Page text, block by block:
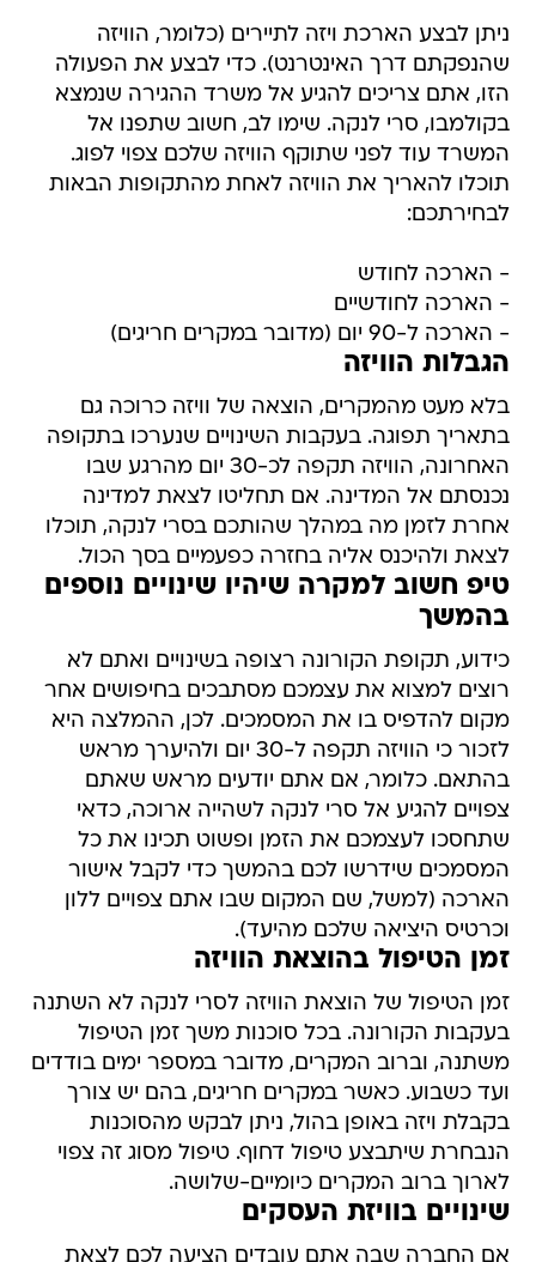
ניתן לבצע הארכת ויזה לתיירים (כלומר, הוויזה
שהנפקתם דרך האינטרנט). כדי לבצע את הפעולה
הזו, אתם צריכים להגיע אל משרד ההגירה שנמצא
בקולמבו, סרי לנקה. שימו לב, חשוב שתפנו אל
המשרד עוד לפני שתוקף הוויזה שלכם צפוי לפוג.
תוכלו להאריך את הוויזה לאחת מהתקופות הבאות
לבחירתכם:
- הארכה לחודש
- הארכה לחודשיים
- הארכה ל-90 יום (מדובר במקרים חריגים)
הגבלות הוויזה
בלא מעט מהמקרים, הוצאה של וויזה כרוכה גם
בתאריך תפוגה. בעקבות השינויים שנערכו בתקופה
האחרונה, הוויזה תקפה לכ-30 יום מהרגע שבו
נכנסתם אל המדינה. אם תחליטו לצאת למדינה
אחרת לזמן מה במהלך שהותכם בסרי לנקה, תוכלו
לצאת ולהיכנס אליה בחזרה כפעמיים בסך הכול.
טיפ חשוב למקרה שיהיו שינויים נוספים
בהמשך
כידוע, תקופת הקורונה רצופה בשינויים ואתם לא
רוצים למצוא את עצמכם מסתבכים בחיפושים אחר
מקום להדפיס בו את המסמכים. לכן, ההמלצה היא
לזכור כי הוויזה תקפה ל-30 יום ולהיערך מראש
בהתאם. כלומר, אם אתם יודעים מראש שאתם
צפויים להגיע אל סרי לנקה לשהייה ארוכה, כדאי
שתחסכו לעצמכם את הזמן ופשוט תכינו את כל
המסמכים שידרשו לכם בהמשך כדי לקבל אישור
הארכה (למשל, שם המקום שבו אתם צפויים ללון
וכרטיס היציאה שלכם מהיעד).
זמן הטיפול בהוצאת הוויזה
זמן הטיפול של הוצאת הוויזה לסרי לנקה לא השתנה
בעקבות הקורונה. בכל סוכנות משך זמן הטיפול
משתנה, וברוב המקרים, מדובר במספר ימים בודדים
ועד כשבוע. כאשר במקרים חריגים, בהם יש צורך
בקבלת ויזה באופן בהול, ניתן לבקש מהסוכנות
הנבחרת שיתבצע טיפול דחוף. טיפול מסוג זה צפוי
לארוך ברוב המקרים כיומיים-שלושה.
שינויים בוויזת העסקים
אם החברה שבה אתם עובדים הציעה לכם לצאת